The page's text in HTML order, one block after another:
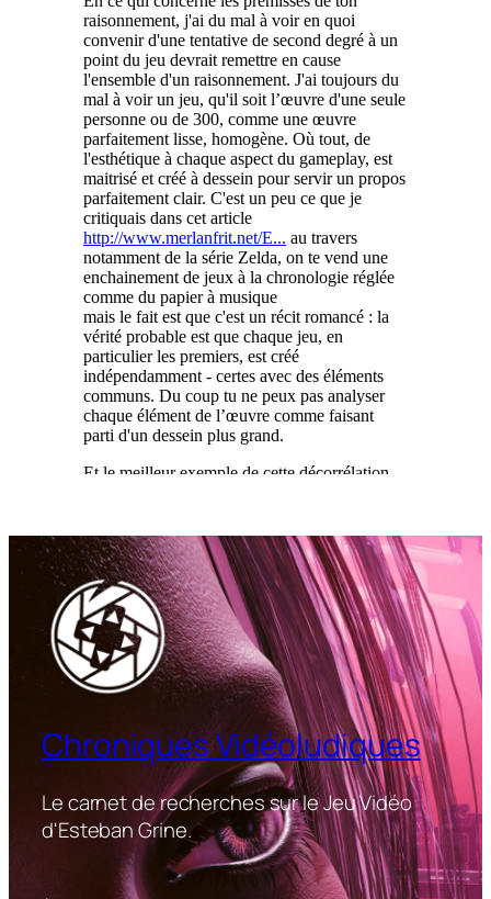
Chroniques Vidéoludiques
Le carnet de recherches sur le Jeu Vidéo
d'Esteban Grine.